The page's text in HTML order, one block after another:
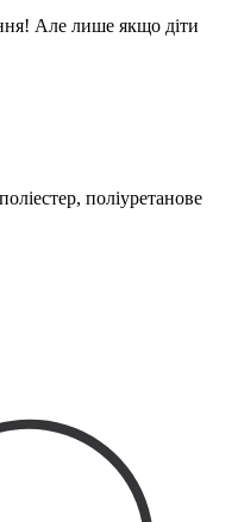
Але лише якщо діти
поліуретанове